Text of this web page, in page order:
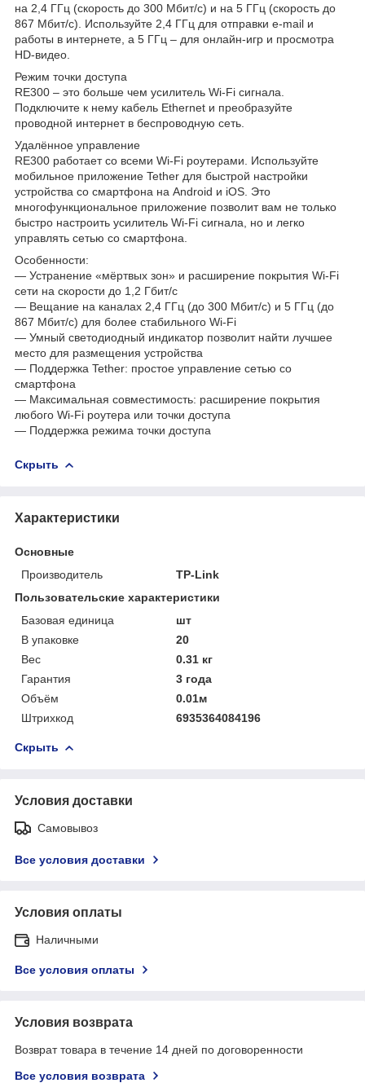
на 2,4 ГГц (скорость до 300 Мбит/с) и на 5 ГГц (скорость до
867 Мбит/с). Используйте 2,4 ГГц для отправки e-mail и
работы в интернете, а 5 ГГц – для онлайн-игр и просмотра
HD-видео.
Режим точки доступа
RE300 – это больше чем усилитель Wi-Fi сигнала.
Подключите к нему кабель Ethernet и преобразуйте
проводной интернет в беспроводную сеть.
Удалённое управление
RE300 работает со всеми Wi-Fi роутерами. Используйте
мобильное приложение Tether для быстрой настройки
устройства со смартфона на Android и iOS. Это
многофункциональное приложение позволит вам не только
быстро настроить усилитель Wi-Fi сигнала, но и легко
управлять сетью со смартфона.
Особенности:
— Устранение «мёртвых зон» и расширение покрытия Wi-Fi
сети на скорости до 1,2 Гбит/с
— Вещание на каналах 2,4 ГГц (до 300 Мбит/с) и 5 ГГц (до
867 Мбит/с) для более стабильного Wi-Fi
— Умный светодиодный индикатор позволит найти лучшее
место для размещения устройства
— Поддержка Tether: простое управление сетью со
смартфона
— Максимальная совместимость: расширение покрытия
любого Wi-Fi роутера или точки доступа
— Поддержка режима точки доступа
Скрыть
Характеристики
Основные
Производитель
TP-Link
Пользовательские характеристики
Базовая единица
шт
В упаковке
20
Вес
0.31 кг
Гарантия
3 года
Объём
0.01м
Штрихкод
6935364084196
Скрыть
Условия доставки
Самовывоз
Все условия доставки
Условия оплаты
Наличными
Все условия оплаты
Условия возврата
Возврат товара в течение 14 дней по договоренности
Все условия возврата